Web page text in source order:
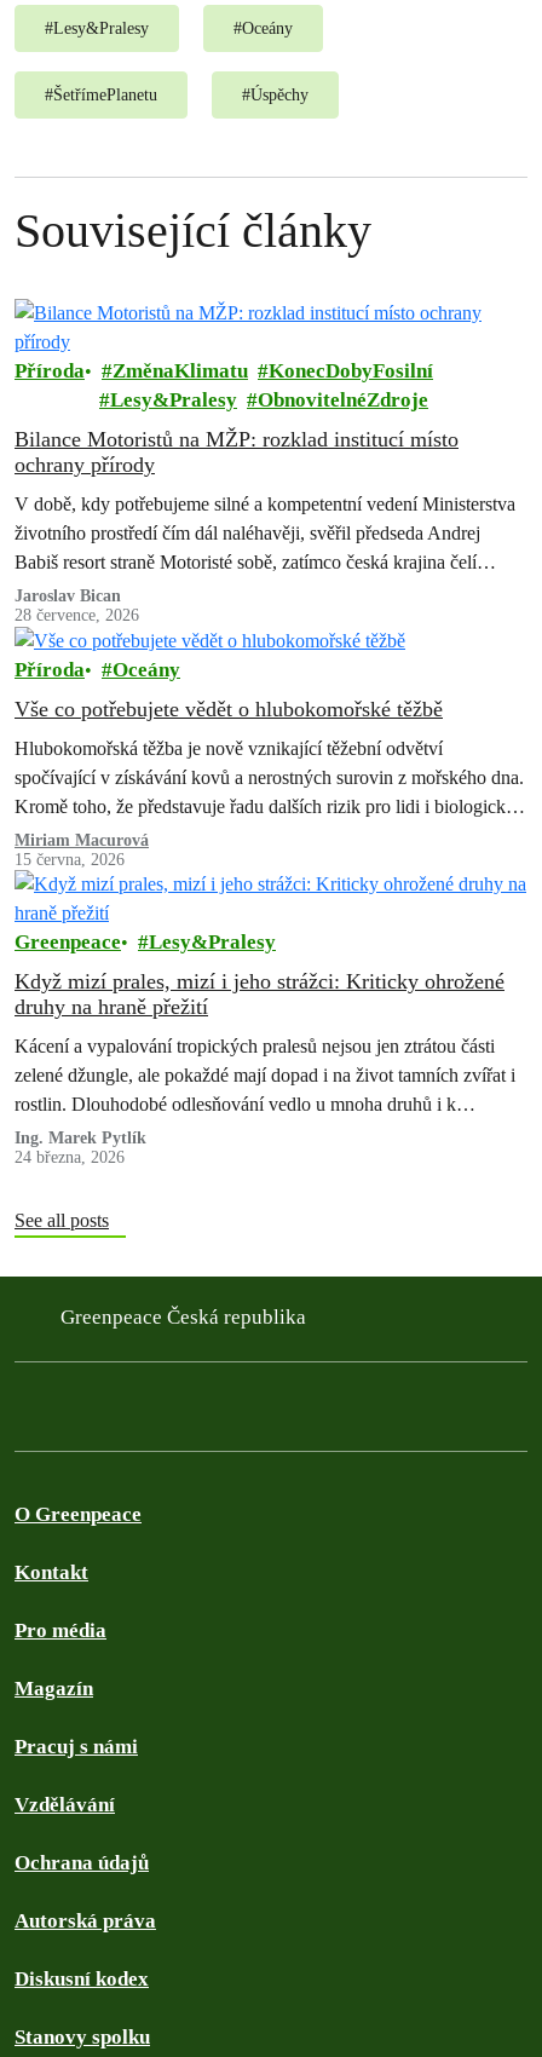
#Lesy&Pralesy #Oceány
#ŠetřímePlanetu #Úspěchy
Související články
Příroda ZměnaKlimatu
KonecDobyFosilní
Lesy&Pralesy
ObnovitelnéZdroje
Bilance Motoristů na MŽP: rozklad institucí místo
ochrany přírody
V době, kdy potřebujeme silné a kompetentní vedení Ministerstva
životního prostředí čím dál naléhavěji, svěřil předseda Andrej
Babiš resort straně Motoristé sobě, zatímco česká krajina čelí
suchu, erozi půdy, úbytku…
Jaroslav Bican
28 července, 2026
Příroda Oceány
Vše co potřebujete vědět o hlubokomořské těžbě
Hlubokomořská těžba je nově vznikající těžební odvětví
spočívající v získávání kovů a nerostných surovin z mořského dna.
Kromě toho, že představuje řadu dalších rizik pro lidi i biologickou
rozmanitost, způsobila…
Miriam Macurová
15 června, 2026
Greenpeace Lesy&Pralesy
Když mizí prales, mizí i jeho strážci: Kriticky ohrožené
druhy na hraně přežití
Kácení a vypalování tropických pralesů nejsou jen ztrátou části
zelené džungle, ale pokaždé mají dopad i na život tamních zvířat i
rostlin. Dlouhodobé odlesňování vedlo u mnoha druhů i k…
Ing. Marek Pytlík
24 března, 2026
See all posts
Greenpeace Česká republika
O Greenpeace
Kontakt
Pro média
Magazín
Pracuj s námi
Vzdělávání
Ochrana údajů
Autorská práva
Diskusní kodex
Stanovy spolku